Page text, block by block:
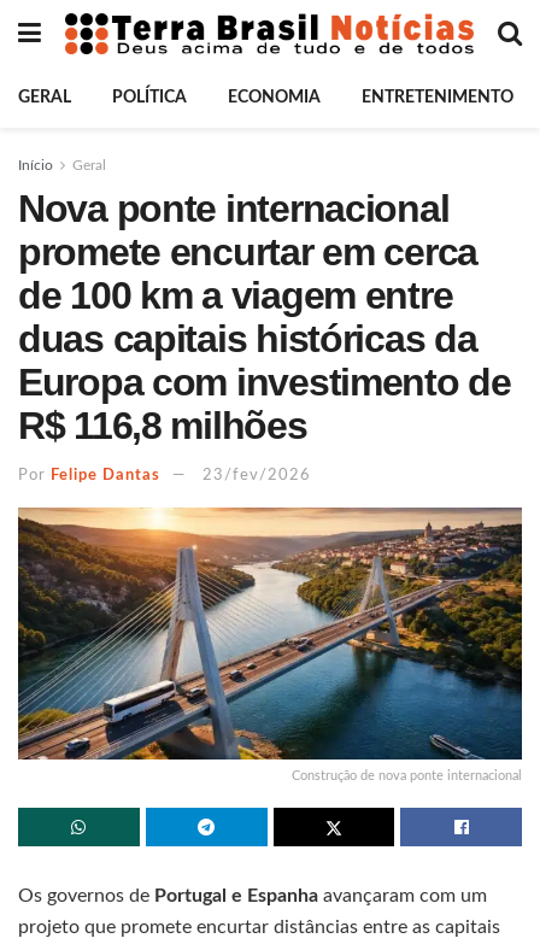
GERAL POLÍTICA ECONOMIA ENTRETENIMENTO
Início Geral
Nova ponte internacional
promete encurtar em cerca
de 100 km a viagem entre
duas capitais históricas da
Europa com investimento de
R$ 116,8 milhões
Por Felipe Dantas 23/fev/2026
Construção de nova ponte internacional
Os governos de Portugal e Espanha avançaram com um
projeto que promete encurtar distâncias entre as capitais